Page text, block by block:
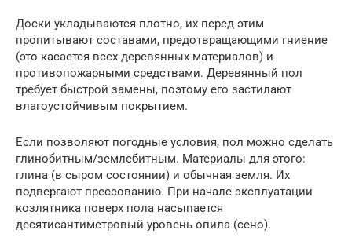
Доски укладываются плотно, их перед этим
пропитывают составами, предотвращающими гниение
(это касается всех деревянных материалов) и
противопожарными средствами. Деревянный пол
требует быстрой замены, поэтому его застилают
влагоустойчивым покрытием.
Если позволяют погодные условия, пол можно сделать
глинобитным/землебитным. Материалы для этого:
глина (в сыром состоянии) и обычная земля. Их
подвергают прессованию. При начале эксплуатации
козлятника поверх пола насыпается
десятисантиметровый уровень опила (сено).